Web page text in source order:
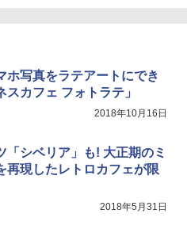
ホ写真をラテアートにでき
スカフェ フォトラテ」
2018年10月16日
「シベリア」も! 大正期のミ
再現したレトロカフェが限
2018年5月31日